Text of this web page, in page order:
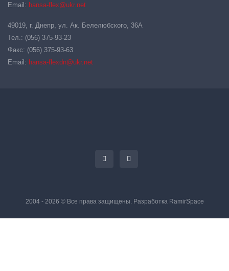
Email: hansa-flex@ukr.net
49019, г. Днепр, ул. Ак. Белелюбского, 36А
Тел.: (056) 375-93-23
Факс: (056) 375-93-63
Email: hansa-flexdn@ukr.net
2004 - 2026 © Все права защищены. Разработка RamirSpace